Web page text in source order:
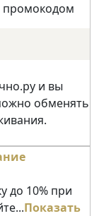
промокодом
и вы
обменять
до 10% при
Показать